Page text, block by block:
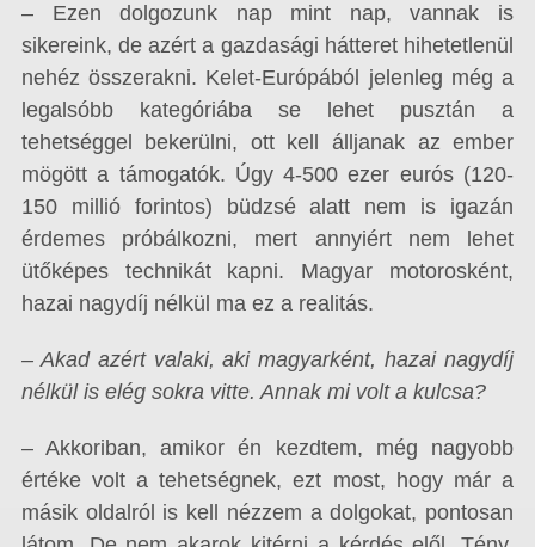
– Ezen dolgozunk nap mint nap, vannak is
sikereink, de azért a gazdasági hátteret hihetetlenül
nehéz összerakni. Kelet-Európából jelenleg még a
legalsóbb kategóriába se lehet pusztán a
tehetséggel bekerülni, ott kell álljanak az ember
mögött a támogatók. Úgy 4-500 ezer eurós (120-
150 millió forintos) büdzsé alatt nem is igazán
érdemes próbálkozni, mert annyiért nem lehet
ütőképes technikát kapni. Magyar motorosként,
hazai nagydíj nélkül ma ez a realitás.
– Akad azért valaki, aki magyarként, hazai nagydíj
nélkül is elég sokra vitte. Annak mi volt a kulcsa?
– Akkoriban, amikor én kezdtem, még nagyobb
értéke volt a tehetségnek, ezt most, hogy már a
másik oldalról is kell nézzem a dolgokat, pontosan